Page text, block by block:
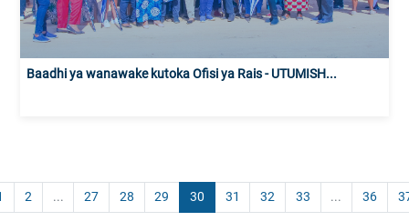
Baadhi ya wanawake kutoka Ofisi ya Rais - UTUMISH...
2 ... 27 28 29 30 31 32 33 ... 36